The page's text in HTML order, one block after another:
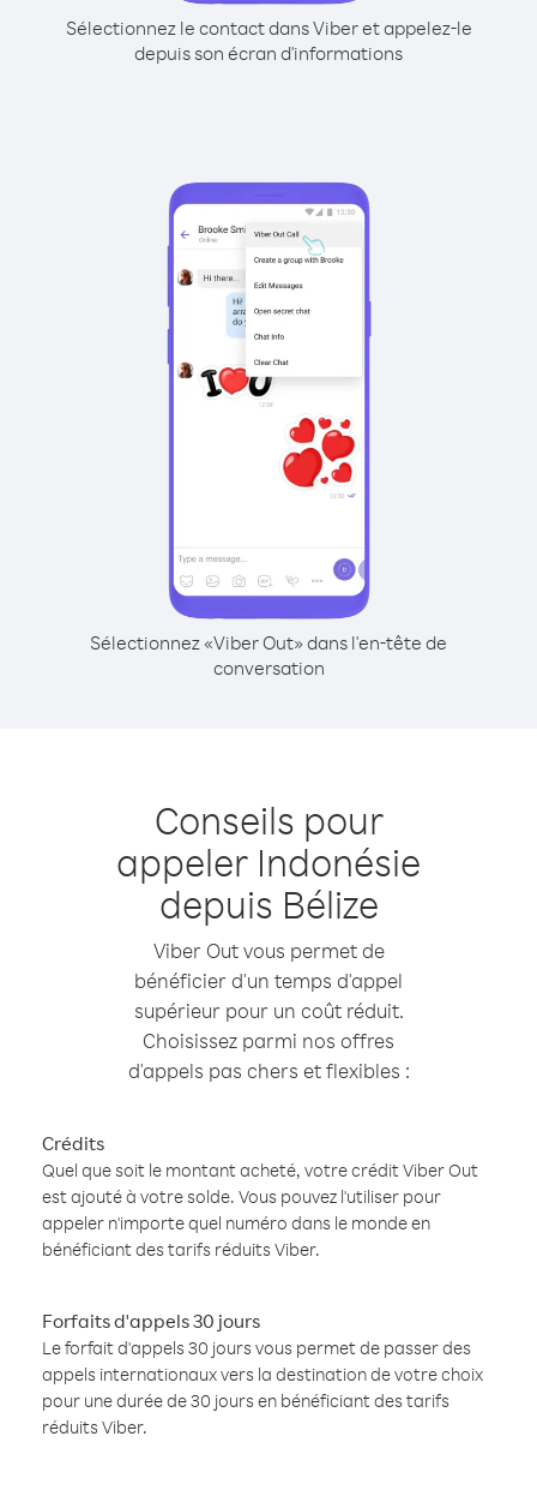
Sélectionnez le contact dans Viber et appelez-le
depuis son écran d'informations
Sélectionnez «Viber Out» dans l'en-tête de
conversation
Conseils pour
appeler Indonésie
depuis Bélize
Viber Out vous permet de
bénéficier d'un temps d'appel
supérieur pour un coût réduit.
Choisissez parmi nos offres
d'appels pas chers et flexibles :
Crédits
Quel que soit le montant acheté, votre crédit Viber Out
est ajouté à votre solde. Vous pouvez l'utiliser pour
appeler n'importe quel numéro dans le monde en
bénéficiant des tarifs réduits Viber.
Forfaits d'appels 30 jours
Le forfait d'appels 30 jours vous permet de passer des
appels internationaux vers la destination de votre choix
pour une durée de 30 jours en bénéficiant des tarifs
réduits Viber.